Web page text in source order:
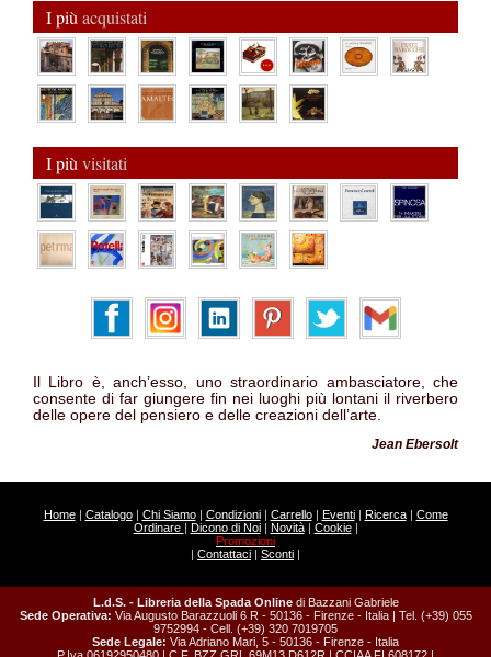
I più acquistati
I più visitati
Il Libro è, anch’esso, uno straordinario ambasciatore, che
consente di far giungere fin nei luoghi più lontani il riverbero
delle opere del pensiero e delle creazioni dell’arte.
Jean Ebersolt
Home| Catalogo| Chi Siamo| Condizioni| Carrello| Eventi| Ricerca| Come
Ordinare | Dicono di Noi| Novità| Cookie|
Promozioni
| Contattaci | Sconti |
L.d.S. - Libreria della Spada Online di Bazzani Gabriele
Sede Operativa: Via Augusto Barazzuoli 6 R - 50136 - Firenze - Italia | Tel. (+39) 055
9752994 - Cell. (+39) 320 7019705
Sede Legale: Via Adriano Mari, 5 - 50136 - Firenze - Italia